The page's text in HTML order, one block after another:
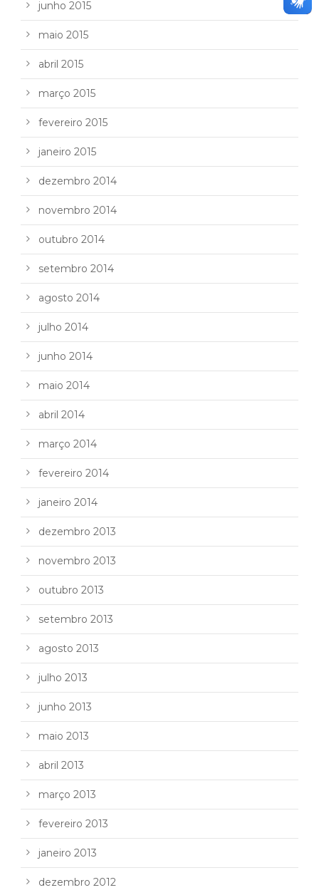
junho 2015
maio 2015
abril 2015
março 2015
fevereiro 2015
janeiro 2015
dezembro 2014
novembro 2014
outubro 2014
setembro 2014
agosto 2014
julho 2014
junho 2014
maio 2014
abril 2014
março 2014
fevereiro 2014
janeiro 2014
dezembro 2013
novembro 2013
outubro 2013
setembro 2013
agosto 2013
julho 2013
junho 2013
maio 2013
abril 2013
março 2013
fevereiro 2013
janeiro 2013
dezembro 2012